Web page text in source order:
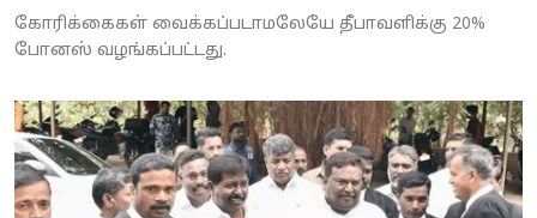
கோரிக்கைகள் வைக்கப்படாமலேயே தீபாவளிக்கு 20%
போனஸ் வழங்கப்பட்டது.